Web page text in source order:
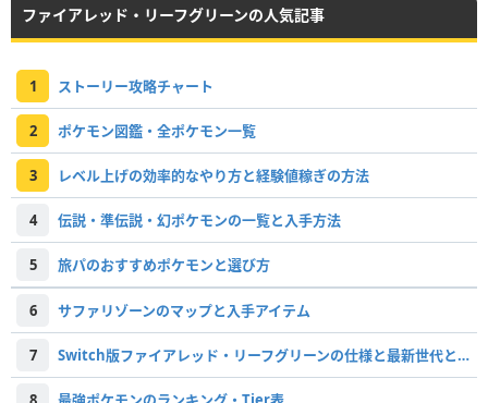
ファイアレッド・リーフグリーンの人気記事
1 ストーリー攻略チャート
2 ポケモン図鑑・全ポケモン一覧
3 レベル上げの効率的なやり方と経験値稼ぎの方法
4 伝説・準伝説・幻ポケモンの一覧と入手方法
5 旅パのおすすめポケモンと選び方
6 サファリゾーンのマップと入手アイテム
7 Switch版ファイアレッド・リーフグリーンの仕様と最新世代との違い